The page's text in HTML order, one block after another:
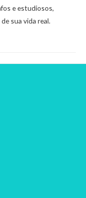
e estudiosos,
sua vida real.